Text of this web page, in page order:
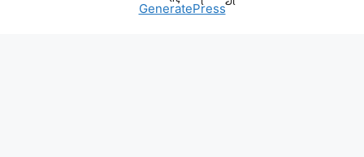
GeneratePress